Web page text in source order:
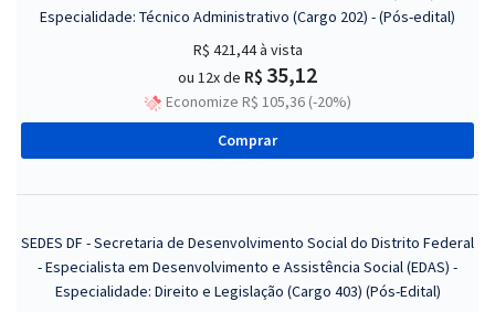
Especialidade: Técnico Administrativo (Cargo 202) - (Pós-edital)
R$ 421,44à vista
ou 12x de R$ 35,12
Economize R$ 105,36 (-20%)
Comprar
SEDES DF - Secretaria de Desenvolvimento Social do Distrito Federal
- Especialista em Desenvolvimento e Assistência Social (EDAS) -
Especialidade: Direito e Legislação (Cargo 403) (Pós-Edital)